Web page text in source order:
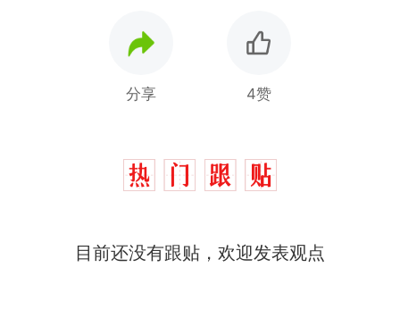
分享 4赞
目前还没有跟贴，欢迎发表观点